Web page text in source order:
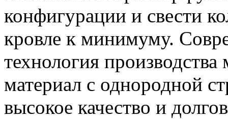
конфигурации и свести
кровле к минимуму.
технология
материал с однородной
высокое качество и